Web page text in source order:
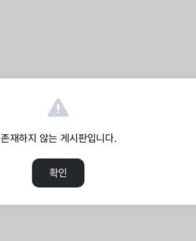
존재하지 않는 게시판입니다.
확인